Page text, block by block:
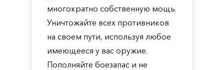
многократно собственную мощь.
Уничтожайте всех противников
на своем пути, используя любое
имеющееся у вас оружие.
Пополняйте боезапас и не